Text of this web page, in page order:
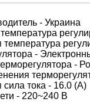
- Украина
-
-
тока - 16.0 (А)
- 220~240 В